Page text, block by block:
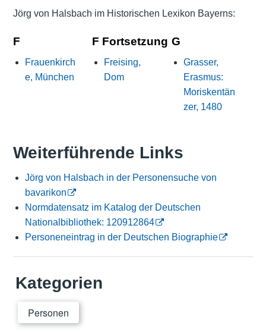
Jörg von Halsbach im Historischen Lexikon Bayerns:
F
Frauenkirch
e, München
F Fortsetzung
Freising,
Dom
G
Grasser,
Erasmus:
Moriskentän
zer, 1480
Weiterführende Links
Jörg von Halsbach in der Personensuche von
bavarikon
Normdatensatz im Katalog der Deutschen
Nationalbibliothek: 120912864
Personeneintrag in der Deutschen Biographie
Kategorien
Personen